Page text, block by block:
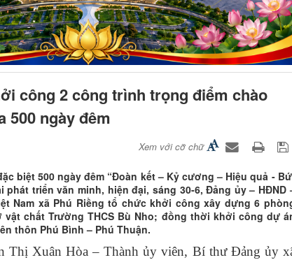
công 2 công trình trọng điểm chào
500 ngày đêm
Xem với cỡ chữ
biệt 500 ngày đêm “Đoàn kết – Kỷ cương – Hiệu quả -
phát triển văn minh, hiện đại, sáng 30-6, Đảng ủy – HĐND
Nam xã Phú Riềng tổ chức khởi công xây dựng 6
chất Trường THCS Bù Nho; đồng thời khởi công dự
thôn Phú Bình – Phú Thuận.
Thị Xuân Hòa – Thành ủy viên, Bí thư Đảng ủy